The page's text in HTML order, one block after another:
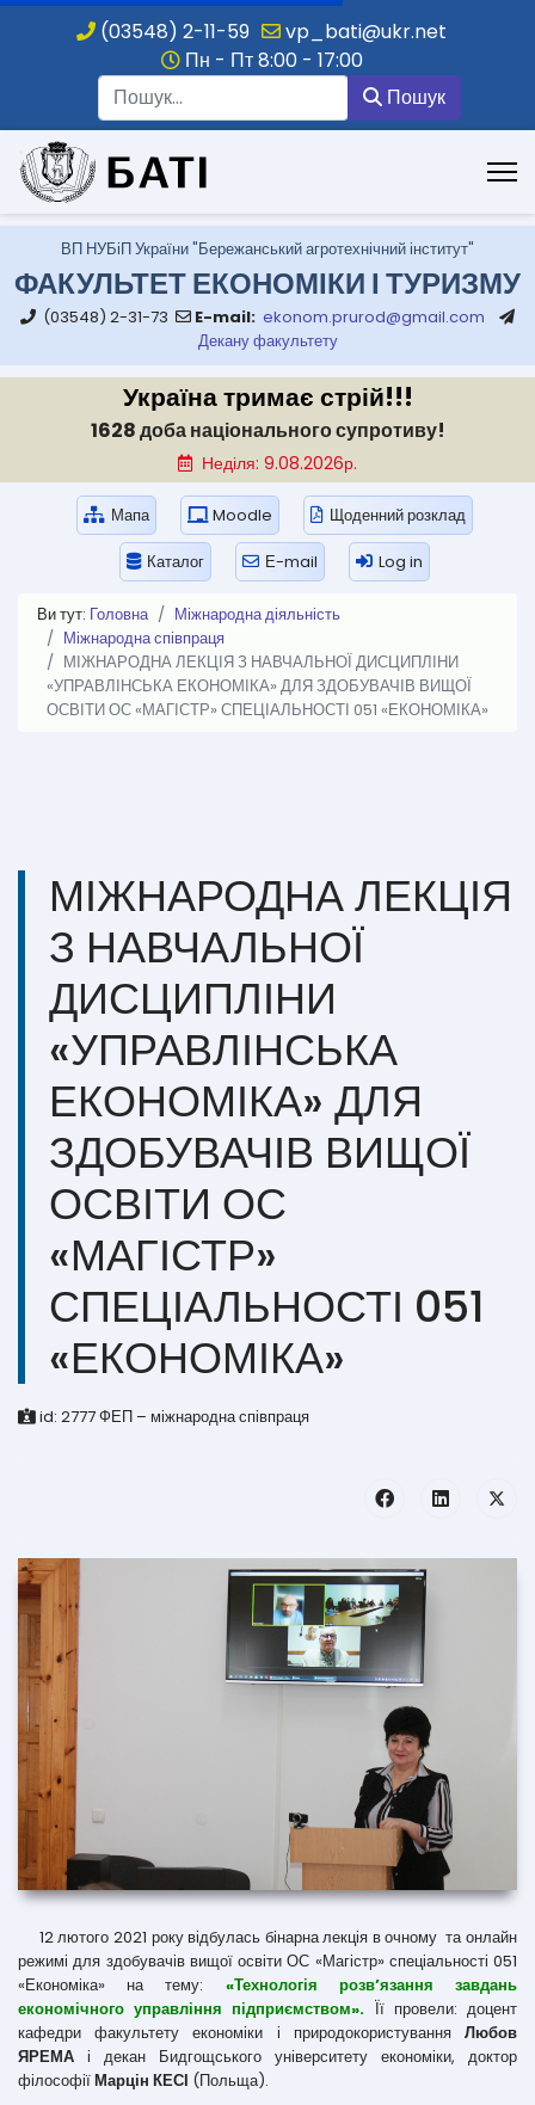
(03548) 2-11-59
vp_bati@ukr.net
Пн - Пт 8:00 - 17:00
Пошук
.
ВП НУБіП України "Бережанський агротехнічний інститут"
ФАКУЛЬТЕТ ЕКОНОМІКИ І ТУРИЗМУ
(03548) 2-31-73 E-mail: ekonom.prurod@gmail.com
Декану факультету
Україна тримає стрій!!!
1628 доба національного супротиву!
Неділя: 9.08.2026р.
Мапа Moodle Щоденний розклад
Каталог Е-mail Log in
Ви тут: Головна
Міжнародна діяльність
Міжнародна співпраця
МІЖНАРОДНА ЛЕКЦІЯ З НАВЧАЛЬНОЇ ДИСЦИПЛІНИ
«УПРАВЛІНСЬКА ЕКОНОМІКА» ДЛЯ ЗДОБУВАЧІВ ВИЩОЇ
ОСВІТИ ОС «МАГІСТР» СПЕЦІАЛЬНОСТІ 051 «ЕКОНОМІКА»
МІЖНАРОДНА ЛЕКЦІЯ
З НАВЧАЛЬНОЇ
ДИСЦИПЛІНИ
«УПРАВЛІНСЬКА
ЕКОНОМІКА» ДЛЯ
ЗДОБУВАЧІВ ВИЩОЇ
ОСВІТИ ОС
«МАГІСТР»
СПЕЦІАЛЬНОСТІ 051
«ЕКОНОМІКА»
id: 2777ФЕП – міжнародна співпраця
12 лютого 2021 року відбулась бінарна лекція в очному та онлайн
режимі для здобувачів вищої освіти ОС «Магістр» спеціальності 051
«Економіка» на тему: «Технологія розв’язання завдань
економічного управління підприємством». Її провели: доцент
кафедри факультету економіки і природокористування Любов
ЯРЕМА і декан Бидгощського університету економіки, доктор
філософіїМарцін КЕСІ (Польща).